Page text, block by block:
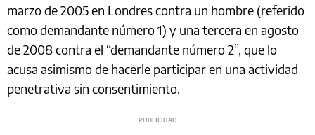
marzo de 2005 en Londres contra un hombre (referido
como demandante número 1) y una tercera en agosto
de 2008 contra el “demandante número 2”, que lo
acusa asimismo de hacerle participar en una actividad
penetrativa sin consentimiento.